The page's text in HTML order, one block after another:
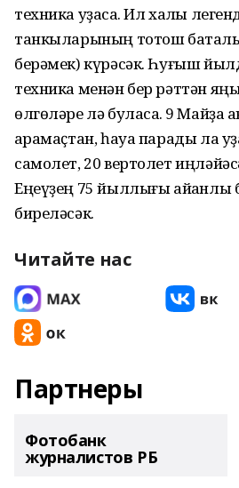
техника уҙасаҡ. Ил халҡы
танкыларының тотош
берәмек) күрәсәк. Һуғыш
техника менән бер рәттән
өлгөләре лә буласаҡ. 9 Майҙа
ҡарамаҫтан, һауа парады ла
самолет, 20 вертолет
Еңеүҙең 75 йыллығы
биреләсәк.
Читайте нас
Партнеры
Фотобанк
журналистов РБ